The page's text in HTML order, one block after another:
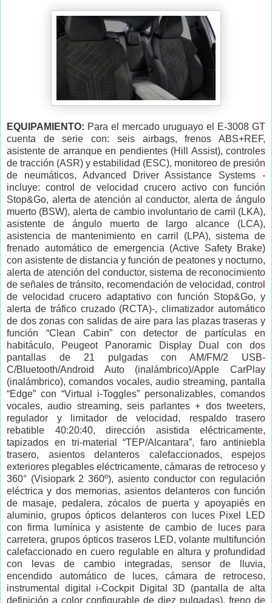
EQUIPAMIENTO: Para el mercado uruguayo el E-3008 GT
cuenta de serie con: seis airbags, frenos ABS+REF,
asistente de arranque en pendientes (Hill Assist), controles
de tracción (ASR) y estabilidad (ESC), monitoreo de presión
de neumáticos, Advanced Driver Assistance Systems -
incluye: control de velocidad crucero activo con función
Stop&Go, alerta de atención al conductor, alerta de ángulo
muerto (BSW), alerta de cambio involuntario de carril (LKA),
asistente de ángulo muerto de largo alcance (LCA),
asistencia de mantenimiento en carril (LPA), sistema de
frenado automático de emergencia (Active Safety Brake)
con asistente de distancia y función de peatones y nocturno,
alerta de atención del conductor, sistema de reconocimiento
de señales de tránsito, recomendación de velocidad, control
de velocidad crucero adaptativo con función Stop&Go, y
alerta de tráfico cruzado (RCTA)-, climatizador automático
de dos zonas con salidas de aire para las plazas traseras y
función “Clean Cabin” con detector de partículas en
habitáculo, Peugeot Panoramic Display Dual con dos
pantallas de 21 pulgadas con AM/FM/2 USB-
C/Bluetooth/Android Auto (inalámbrico)/Apple CarPlay
(inalámbrico), comandos vocales, audio streaming, pantalla
“Edge” con “Virtual i-Toggles” personalizables, comandos
vocales, audio streaming, seis parlantes + dos tweeters,
regulador y limitador de velocidad, respaldo trasero
rebatible 40:20:40, dirección asistida eléctricamente,
tapizados en tri-material “TEP/Alcantara”, faro antiniebla
trasero, asientos delanteros calefaccionados, espejos
exteriores plegables eléctricamente, cámaras de retroceso y
360° (Visiopark 2 360º), asiento conductor con regulación
eléctrica y dos memorias, asientos delanteros con función
de masaje, pedalera, zócalos de puerta y apoyapiés en
aluminio, grupos ópticos delanteros con luces Pixel
LED
con firma lumínica y asistente de cambio de luces para
carretera, grupos ópticos traseros LED, volante multifunción
calefaccionado en cuero regulable en altura y profundidad
con levas de cambio integradas, sensor de lluvia,
encendido automático de luces, cámara de retroceso,
instrumental digital i-Cockpit Digital 3D (pantalla de alta
definición a color configurable de diez pulgadas), freno de